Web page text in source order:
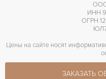
ИНН
ОГРН
Цены на сайте носят
ЗАКАЗАТЬ